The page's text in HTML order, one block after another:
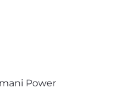
Power